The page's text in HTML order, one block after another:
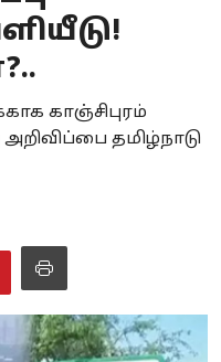
காஞ்சிபுரம்
அறிவிப்பை தமிழ்நாடு